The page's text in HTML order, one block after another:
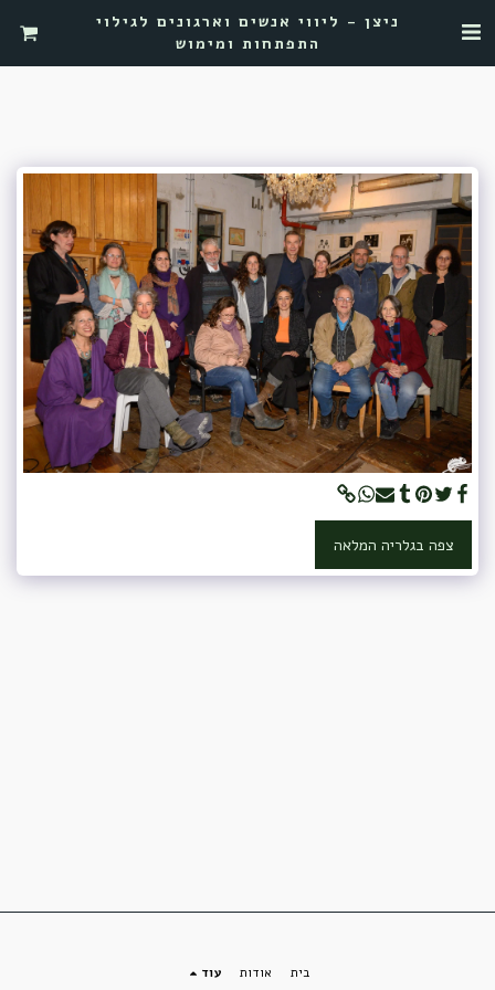
ניצן - ליווי אנשים וארגונים לגילוי
התפתחות ומימוש
צפה בגלריה המלאה
בית אודות עוד